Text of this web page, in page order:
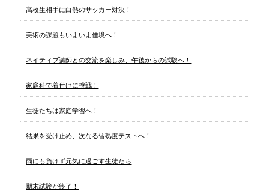
高校生相手に白熱のサッカー対決！
美術の課題もいよいよ佳境へ！
ネイティブ講師との交流を楽しみ、午後からの試験へ！
家庭科で着付けに挑戦！
生徒たちは家庭学習へ！
結果を受け止め、次なる習熟度テストへ！
雨にも負けず元気に過ごす生徒たち
期末試験が終了！